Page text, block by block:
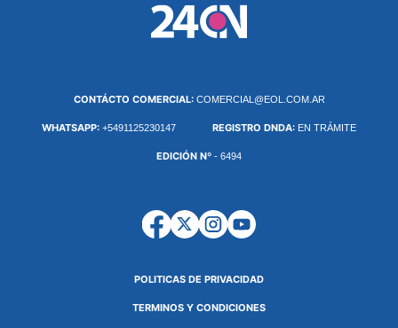
CONTÁCTO COMERCIAL: COMERCIAL@EOL.COM.AR
WHATSAPP: +5491125230147 REGISTRO DNDA: EN TRÁMITE
EDICIÓN Nº - 6494
POLITICAS DE PRIVACIDAD
TERMINOS Y CONDICIONES